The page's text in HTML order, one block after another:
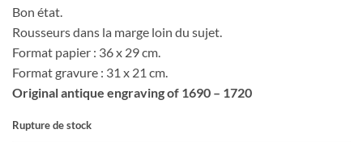
Bon état.
Rousseurs dans la marge loin du sujet.
Format papier : 36 x 29 cm.
Format gravure : 31 x 21 cm.
Original antique engraving of 1690 – 1720
Rupture de stock